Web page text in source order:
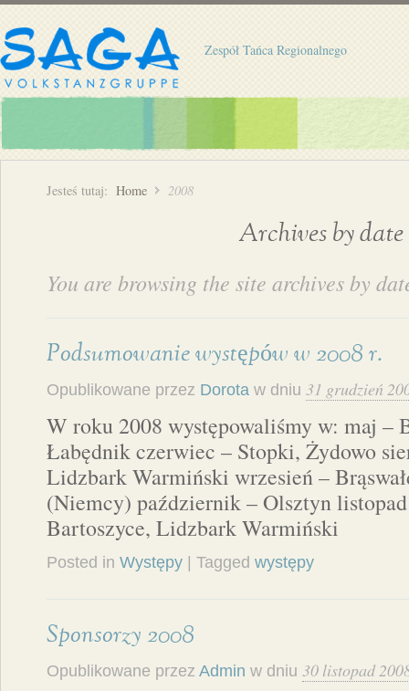
Zespół Tańca Regionalnego
Jesteś tutaj: Home 2008
Archives by date
You are browsing the site archives by
Podsumowanie występów w 2008 r.
Opublikowane przez Dorota w dniu 31 grudzień
W roku 2008 występowaliśmy w: maj –
Łabędnik czerwiec – Stopki, Żydowo
Lidzbark Warmiński wrzesień –
(Niemcy) październik – Olsztyn
Bartoszyce, Lidzbark Warmiński
Posted in Występy | Tagged występy
Sponsorzy 2008
Opublikowane przez Admin w dniu 30 listopad